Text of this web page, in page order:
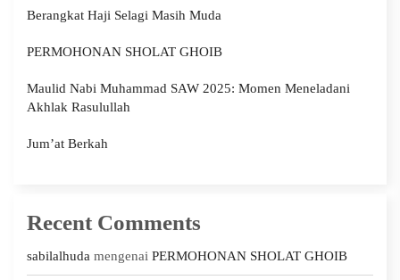
Berangkat Haji Selagi Masih Muda
PERMOHONAN SHOLAT GHOIB
Maulid Nabi Muhammad SAW 2025: Momen Meneladani
Akhlak Rasulullah
Jum’at Berkah
Recent Comments
sabilalhuda mengenai PERMOHONAN SHOLAT GHOIB